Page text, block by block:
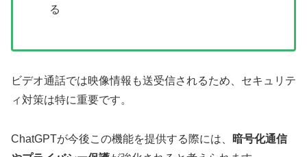
る
ビデオ通話では映像情報も送受信されるため、セキュリテ
ィ対策は特に重要です。
ChatGPTが今後この機能を提供する際には、
暗号化通信